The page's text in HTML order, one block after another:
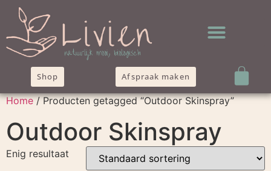
Shop Afspraak maken
Home/ Producten getagged “Outdoor Skinspray”
Outdoor Skinspray
Enig resultaat